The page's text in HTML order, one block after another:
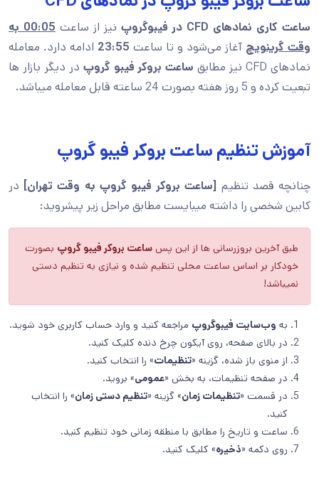
ساعت کاری نمادهای CFD در فیبوگروپ نیز از ساعت
00:05 به
وقت گرینویچ آغاز می‌شود و تا ساعت 23:55 ادامه دارد. معامله
نمادهای CFD نیز مطابق
ساعت بروکر فیبو گروپ در دیگر بازار ها
تبعیت کرده و 5 روز هفته بصورت 24 ساعته قابل معامله میباشد.
آموزش تنظیم ساعت بروکر فیبو گروپ
چنانچه قصد تنظیم [ساعت بروکر فیبو گروپ به وقت تهران] در
کابین شخصی را داشته میبایست مطابق مراحل زیر پیشروید:
طبق آخرین بروزرسانی ها از این پس ساعت بروکر فیبو گروپ بصورت
خودکار بر اساس ساعت محلی تنظیم شده و نیازی به تنظیم دستی
نمیباشد!
به وب‌سایت فیبوگروپ مراجعه کنید و وارد حساب کاربری خود شوید.
در بالای صفحه، روی آیکون چرخ دنده کلیک کنید.
از منوی باز شده، گزینه «تنظیمات» را انتخاب کنید.
در صفحه تنظیمات، به بخش «عمومی» بروید.
در قسمت «تنظیمات زمان» گزینه «تنظیم دستی زمان» را انتخاب
کنید.
ساعت و تاریخ را مطابق با منطقه زمانی خود تنظیم کنید.
روی دکمه «ذخیره» کلیک کنید.